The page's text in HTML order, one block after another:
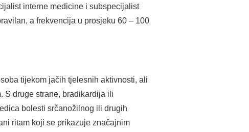
interne medicine i subspecijalist
a frekvencija u prosjeku 60 – 100
tijekom jačih tjelesnih aktivnosti, ali
S druge strane, bradikardija ili
bolesti srčanožilnog ili drugih
ritam koji se prikazuje značajnim